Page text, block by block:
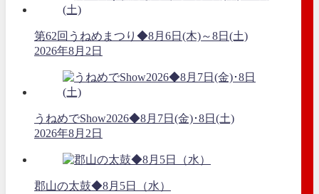
第62回うねめまつり◆8月6日(木)～8日(土)
2026年8月2日
うねめでShow2026◆8月7日(金)･8日(土)
2026年8月2日
郡山の太鼓◆8月5日（水）